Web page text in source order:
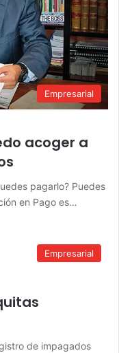
Empresarial
acoger a
pagarlo? Puedes
en Pago es…
Empresarial
de impagados